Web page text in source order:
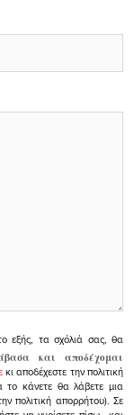
εξής, τα σχόλιά σας, θα
και αποδέχομαι
κι αποδέχεστε την πολιτική
το κάνετε θα λάβετε μια
πολιτική απορρήτου). Σε